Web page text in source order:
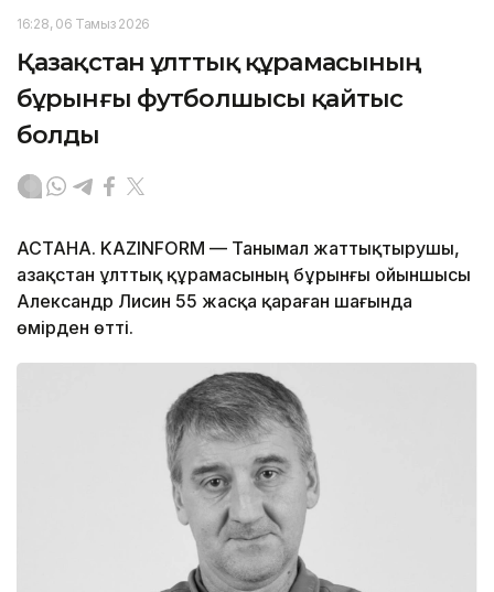
16:28, 06 Тамыз 2026
Қазақстан ұлттық құрамасының
бұрынғы футболшысы қайтыс
болды
АСТАНА. KAZINFORM — Танымал жаттықтырушы,
Қазақстан ұлттық құрамасының бұрынғы ойыншысы
Александр Лисин 55 жасқа қараған шағында
өмірден өтті.